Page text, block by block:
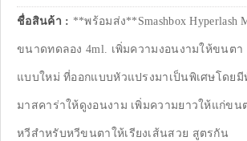
ชื่อสินค้า : **พร้อมส่ง**Smashbox Hyperlash
ขนาดทดลอง 4ml. เพิ่มความงอนงามให้ขนตา
แบบใหม่ ที่ออกแบบหัวแปรงมาเป็นพิเศษโดย
มาสคาร่าให้ดูงอนงาม เพิ่มความยาวให้แก่ข
หวีสำหรับหวีขนตาให้เรียงเส้นสวย สูตรกัน